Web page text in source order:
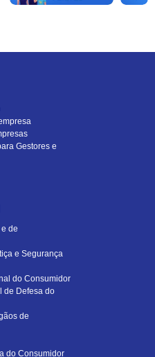
Gestores e
de
e Segurança
do Consumidor
de Defesa do
de
do Consumidor